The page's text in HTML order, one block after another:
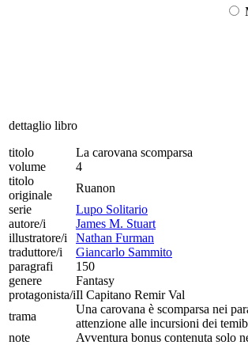
dettaglio libro
titolo
La carovana scomparsa
volume
4
titolo
originale
Ruanon
serie
Lupo Solitario
autore/i
James M. Stuart
illustratore/i
Nathan Furman
traduttore/i
Giancarlo Sammito
paragrafi
150
genere
Fantasy
protagonista/iIl Capitano Remir Val
trama
Una carovana è scomparsa nei
attenzione alle incursioni dei
note
Avventura bonus contenuta solo